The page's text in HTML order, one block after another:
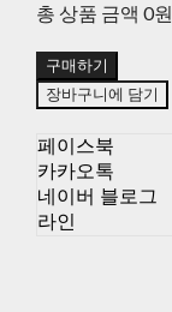
총 상품 금액 0원
구매하기
장바구니에 담기
페이스북
카카오톡
네이버 블로그
라인